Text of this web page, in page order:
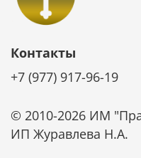
нанесенный поверх
икону от царапин и
Ценные породы
основа иконы,
надолго сохраняют
Контакты
+7 (977) 917-96-19
© 2010-2026 ИМ
ИП Журавлева Н.А.